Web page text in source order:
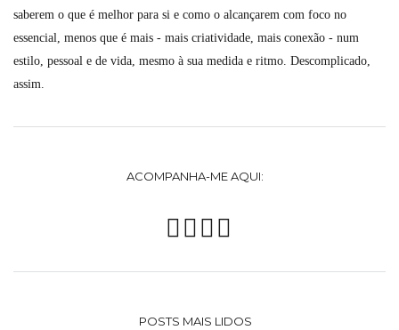
saberem o que é melhor para si e como o alcançarem com foco no
essencial, menos que é mais - mais criatividade, mais conexão - num
estilo, pessoal e de vida, mesmo à sua medida e ritmo. Descomplicado,
assim.
ACOMPANHA-ME AQUI:
POSTS MAIS LIDOS